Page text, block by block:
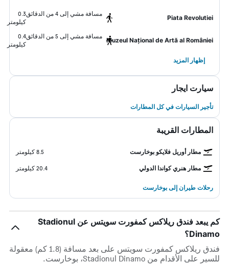
Piata Revolutiei
مسافة مشي إلى 4 من الدقائق
0.3
كيلومتر
Muzeul Național de Artă al României
مسافة مشي إلى 5 من الدقائق
0.4
كيلومتر
إظهار المزيد
سيارت ايجار
تأجير السيارات في كل المطارات
المطارات القريبة
مطار أوريل فلايكو بوخارست 8.5 كيلومتر
مطار هنري كواندا الدولي 20.4 كيلومتر
رحلات طيران إلى بوخارست
كم يبعد فندق ريلاكس كمفورت سويتس عن Stadionul
Dinamo؟
فندق ريلاكس كمفورت سويتس على بعد مسافة (1.8 كم) معقولة
للسير على الأقدام من Stadionul Dinamo، بوخارست.